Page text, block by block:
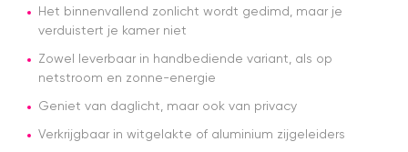
nagekomen.
een
dakraam
rolgordijn
Het binnenvallend zonlicht wordt gedimd, maar je
verduistert je kamer niet
Zowel leverbaar in handbediende variant, als op
netstroom en zonne-energie
Geniet van daglicht, maar ook van privacy
Verkrijgbaar in witgelakte of aluminium zijgeleiders